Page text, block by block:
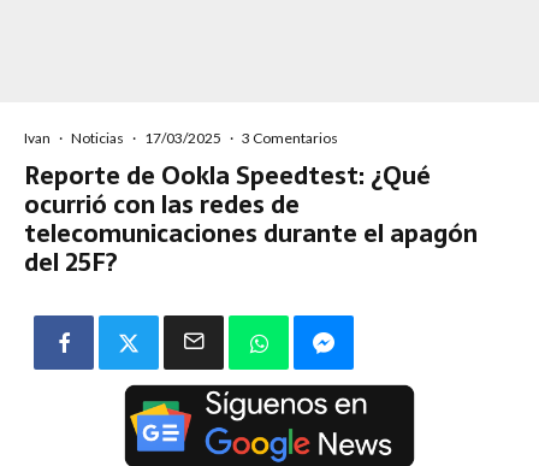
Ivan · Noticias · 17/03/2025 · 3 Comentarios
Reporte de Ookla Speedtest: ¿Qué
ocurrió con las redes de
telecomunicaciones durante el apagón
del 25F?